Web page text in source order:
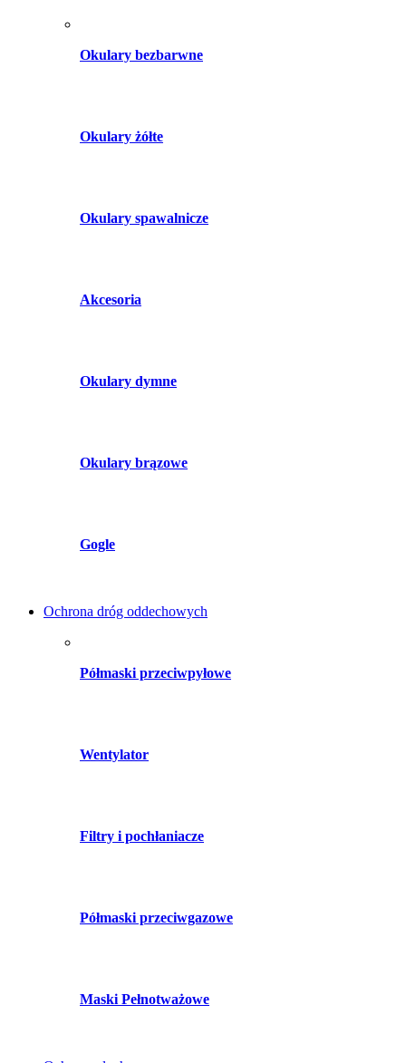
Okulary bezbarwne
Okulary żółte
Okulary spawalnicze
Akcesoria
Okulary dymne
Okulary brązowe
Gogle
Ochrona dróg oddechowych
Półmaski przeciwpyłowe
Wentylator
Filtry i pochłaniacze
Półmaski przeciwgazowe
Maski Pełnotważowe